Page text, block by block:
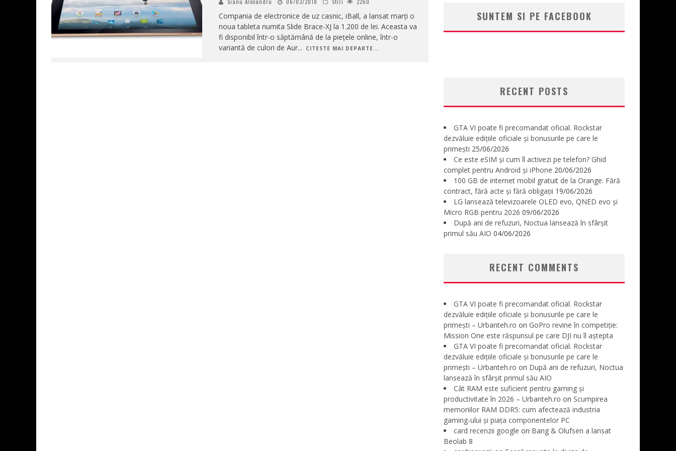
Compania de electronice de uz casnic, iBall, a lansat marți o
noua tableta numita Slide Brace-XJ la 1.200 de lei. Aceasta va
fi disponibil într-o săptămână de la piețele online, într-o
variantă de culori de Aur... CITESTE MAI DEPARTE...
SUNTEM SI PE FACEBOOK
RECENT POSTS
GTA VI poate fi precomandat oficial. Rockstar
dezvăluie edițiile oficiale și bonusurile pe care le
primești 25/06/2026
Ce este eSIM și cum îl activezi pe telefon? Ghid
complet pentru Android și iPhone 20/06/2026
100 GB de internet mobil gratuit de la Orange. Fără
contract, fără acte și fără obligații 19/06/2026
LG lansează televizoarele OLED evo, QNED evo și
Micro RGB pentru 2026 09/06/2026
După ani de refuzuri, Noctua lansează în sfârșit
primul său AIO 04/06/2026
RECENT COMMENTS
GTA VI poate fi precomandat oficial. Rockstar
dezvăluie edițiile oficiale și bonusurile pe care le
primești – Urbanteh.ro on GoPro revine în competiție:
Mission One este răspunsul pe care DJI nu îl aștepta
GTA VI poate fi precomandat oficial. Rockstar
dezvăluie edițiile oficiale și bonusurile pe care le
primești – Urbanteh.ro on După ani de refuzuri, Noctua
lansează în sfârșit primul său AIO
Cât RAM este suficient pentru gaming și
productivitate în 2026 – Urbanteh.ro on Scumpirea
memoriilor RAM DDR5: cum afectează industria
gaming-ului și piața componentelor PC
card recenzii google on Bang & Olufsen a lansat
Beolab 8